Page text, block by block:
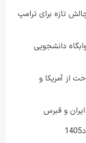
تازه برای ترامپ
دانشجویی
از آمریکا و
و قبرس